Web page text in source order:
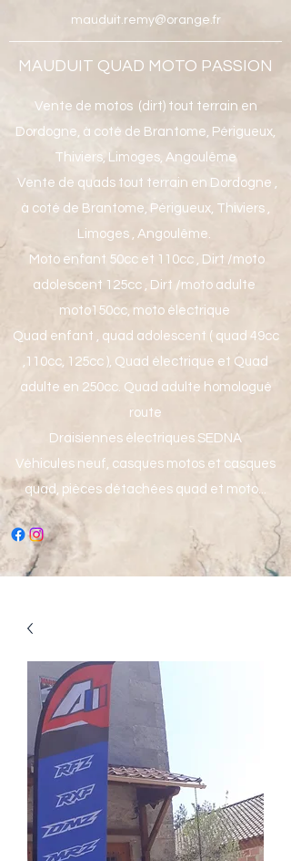
MAUDUIT QUAD MOTO PASSION
Vente de motos (dirt) tout terrain en
Dordogne, à coté de Brantome, Périgueux,
Thiviers, Limoges, Angoulême
Vente de quads tout terrain en Dordogne ,
à coté de Brantome, Périgueux, Thiviers ,
Limoges , Angoulême.
Moto enfant 50cc et 110cc , Dirt /moto
adolescent 125cc , Dirt /moto adulte
moto150cc, moto électrique
Quad enfant , quad adolescent ( quad 49cc
,110cc, 125cc ), Quad électrique et Quad
adulte en 250cc. Quad adulte homologué
route
Draisiennes électriques SEDNA
Véhicules neuf, casques motos et casques
quad, pièces détachées quad et moto...
mauduit.remy@orange.fr